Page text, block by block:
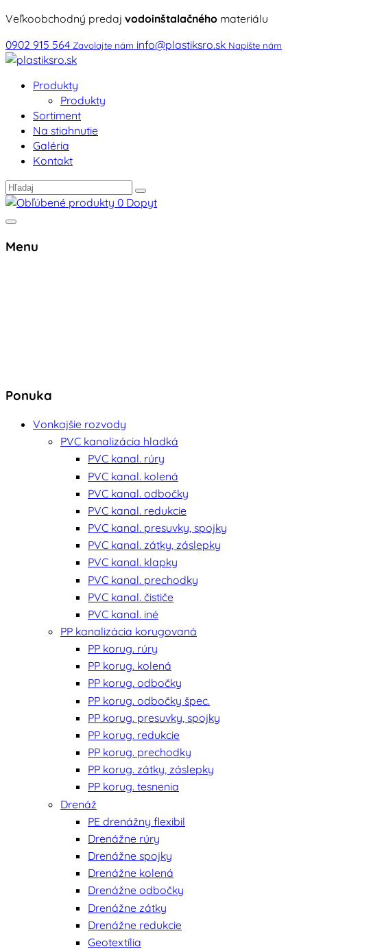
Veľkoobchodný predaj vodoinštalačného materiálu
0902 915 564 Zavolajte nám info@plastiksro.sk Napíšte nám
Produkty
Produkty
Sortiment
Na stiahnutie
Galéria
Kontakt
0 Dopyt
Menu
Ponuka
Vonkajšie rozvody
PVC kanalizácia hladká
PVC kanal. rúry
PVC kanal. kolená
PVC kanal. odbočky
PVC kanal. redukcie
PVC kanal. presuvky, spojky
PVC kanal. zátky, záslepky
PVC kanal. klapky
PVC kanal. prechodky
PVC kanal. čističe
PVC kanal. iné
PP kanalizácia korugovaná
PP korug. rúry
PP korug. kolená
PP korug. odbočky
PP korug. odbočky špec.
PP korug. presuvky, spojky
PP korug. redukcie
PP korug. prechodky
PP korug. zátky, záslepky
PP korug. tesnenia
Drenáž
PE drenážny flexibil
Drenážne rúry
Drenážne spojky
Drenážne kolená
Drenážne odbočky
Drenážne zátky
Drenážne redukcie
Geotextília